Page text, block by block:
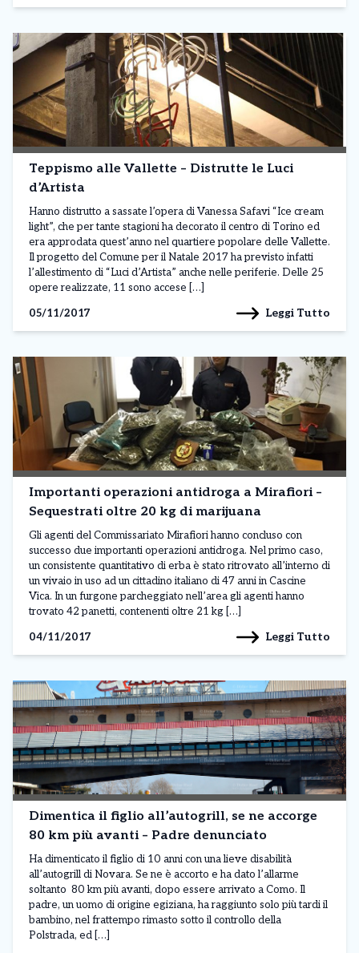
Teppismo alle Vallette – Distrutte le Luci
d’Artista
Hanno distrutto a sassate l’opera di Vanessa Safavi “Ice cream
light”, che per tante stagioni ha decorato il centro di Torino ed
era approdata quest’anno nel quartiere popolare delle Vallette.
Il progetto del Comune per il Natale 2017 ha previsto infatti
l’allestimento di “Luci d’Artista” anche nelle periferie. Delle 25
opere realizzate, 11 sono accese […]
05/11/2017
Leggi Tutto
Importanti operazioni antidroga a Mirafiori –
Sequestrati oltre 20 kg di marijuana
Gli agenti del Commissariato Mirafiori hanno concluso con
successo due importanti operazioni antidroga. Nel primo caso,
un consistente quantitativo di erba è stato ritrovato all’interno di
un vivaio in uso ad un cittadino italiano di 47 anni in Cascine
Vica. In un furgone parcheggiato nell’area gli agenti hanno
trovato 42 panetti, contenenti oltre 21 kg […]
04/11/2017
Leggi Tutto
Dimentica il figlio all’autogrill, se ne accorge
80 km più avanti – Padre denunciato
Ha dimenticato il figlio di 10 anni con una lieve disabilità
all’autogrill di Novara. Se ne è accorto e ha dato l’allarme
soltanto 80 km più avanti, dopo essere arrivato a Como. Il
padre, un uomo di origine egiziana, ha raggiunto solo più tardi il
bambino, nel frattempo rimasto sotto il controllo della
Polstrada, ed […]